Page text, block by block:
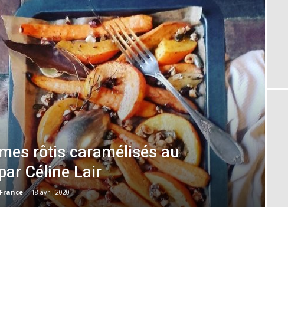
rôtis caramélisés au
Céline Lair
- 18 avril 2020